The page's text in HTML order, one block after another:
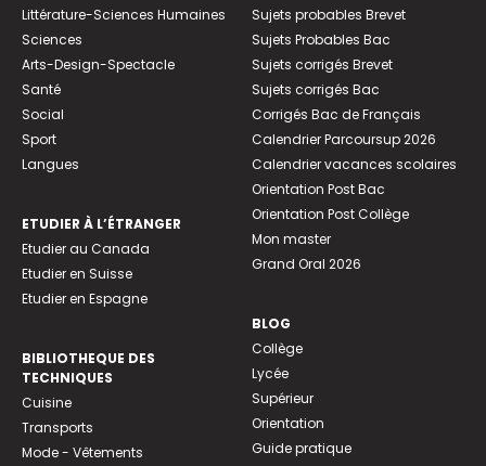
Littérature-Sciences Humaines
Sciences
Arts-Design-Spectacle
Santé
Social
Sport
Langues
ETUDIER À L’ÉTRANGER
Etudier au Canada
Etudier en Suisse
Etudier en Espagne
BIBLIOTHEQUE DES
TECHNIQUES
Cuisine
Transports
Mode - Vêtements
Sujets probables Brevet
Sujets Probables Bac
Sujets corrigés Brevet
Sujets corrigés Bac
Corrigés Bac de Français
Calendrier Parcoursup 2026
Calendrier vacances scolaires
Orientation Post Bac
Orientation Post Collège
Mon master
Grand Oral 2026
BLOG
Collège
Lycée
Supérieur
Orientation
Guide pratique